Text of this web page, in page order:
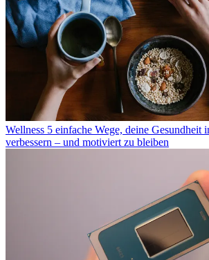
Wellness 5 einfache Wege, deine Gesundheit
verbessern – und motiviert zu bleiben